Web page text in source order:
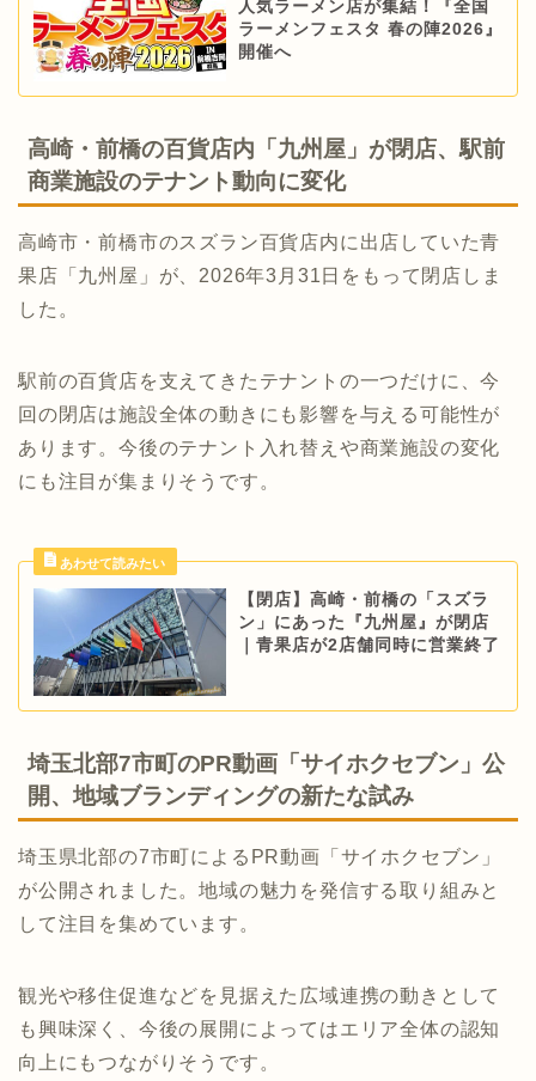
人気ラーメン店が集結！『全国
ラーメンフェスタ 春の陣2026』
開催へ
高崎・前橋の百貨店内「九州屋」が閉店、駅前
商業施設のテナント動向に変化
高崎市・前橋市のスズラン百貨店内に出店していた青
果店「九州屋」が、2026年3月31日をもって閉店しま
した。
駅前の百貨店を支えてきたテナントの一つだけに、今
回の閉店は施設全体の動きにも影響を与える可能性が
あります。今後のテナント入れ替えや商業施設の変化
にも注目が集まりそうです。
【閉店】高崎・前橋の「スズラ
ン」にあった『九州屋』が閉店
｜青果店が2店舗同時に営業終了
埼玉北部7市町のPR動画「サイホクセブン」公
開、地域ブランディングの新たな試み
埼玉県北部の7市町によるPR動画「サイホクセブン」
が公開されました。地域の魅力を発信する取り組みと
して注目を集めています。
観光や移住促進などを見据えた広域連携の動きとして
も興味深く、今後の展開によってはエリア全体の認知
向上にもつながりそうです。